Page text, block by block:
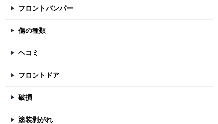
フロントバンパー
傷の種類
ヘコミ
フロントドア
破損
塗装剥がれ